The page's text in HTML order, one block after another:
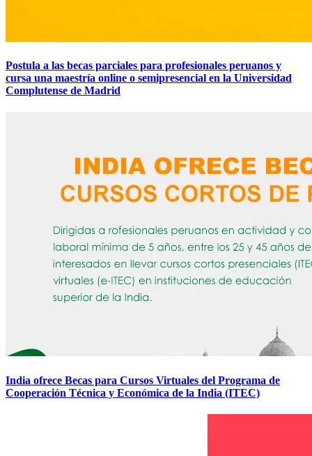
Postula a las becas parciales para profesionales peruanos y
cursa una maestría online o semipresencial en la Universidad
Complutense de Madrid
India ofrece Becas para Cursos Virtuales del Programa de
Cooperación Técnica y Económica de la India (ITEC)